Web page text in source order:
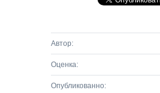
Автор:
Оценка:
Опубликованно: